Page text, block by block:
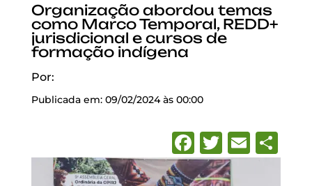
Organização abordou temas
como Marco Temporal, REDD+
jurisdicional e cursos de
formação indígena
Por:
Publicada em: 09/02/2024 às 00:00
Facebook
Twitter